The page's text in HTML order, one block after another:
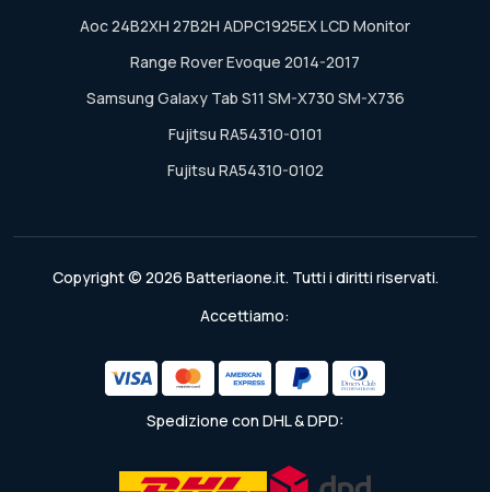
Aoc 24B2XH 27B2H ADPC1925EX LCD Monitor
Range Rover Evoque 2014-2017
Samsung Galaxy Tab S11 SM-X730 SM-X736
Fujitsu RA54310-0101
Fujitsu RA54310-0102
Copyright © 2026 Batteriaone.it. Tutti i diritti riservati.
Accettiamo:
Spedizione con DHL & DPD: